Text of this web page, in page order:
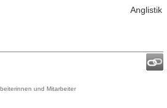
Anglistik
und Mitarbeiter